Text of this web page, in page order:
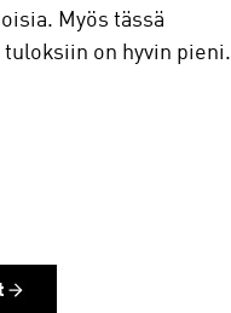
Myös tässä
on hyvin pieni.